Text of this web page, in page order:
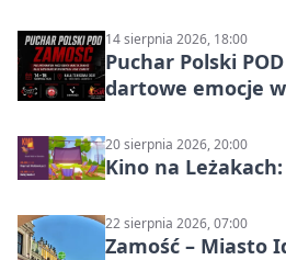
14 sierpnia 2026, 18:00
Puchar Polski
dartowe emocje
20 sierpnia 2026, 20:00
Kino na
22 sierpnia 2026, 07:00
Zamość – Miasto